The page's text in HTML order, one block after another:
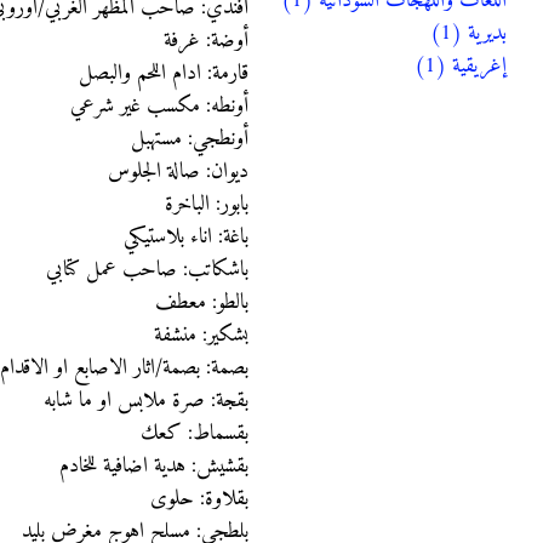
أفندي: صاحب المظهر الغربي/
أوضة: غرفة
قارمة: ادام اللحم والبصل
أونطه: مكسب غير شرعي
أونطجي: مستهبل
ديوان: صالة الجلوس
بابور: الباخرة
باغة: اناء بلاستيكي
باشكاتب: صاحب عمل كتابي
بالطو: معطف
بشكير: منشفة
بصمة: بصمة/اثار الاصابع او الاقدام
بقجة: صرة ملابس او ما شابه
بقسماط: كعك
بقشيش: هدية اضافية للخادم
بقلاوة: حلوى
بلطجي: مسلح اهوج مغرض بليد
بديرية (1)
إغريقية (1)